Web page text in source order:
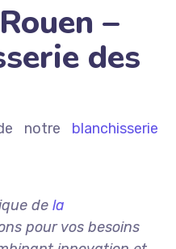
–
des
notre blanchisserie
dela
pour vos besoins